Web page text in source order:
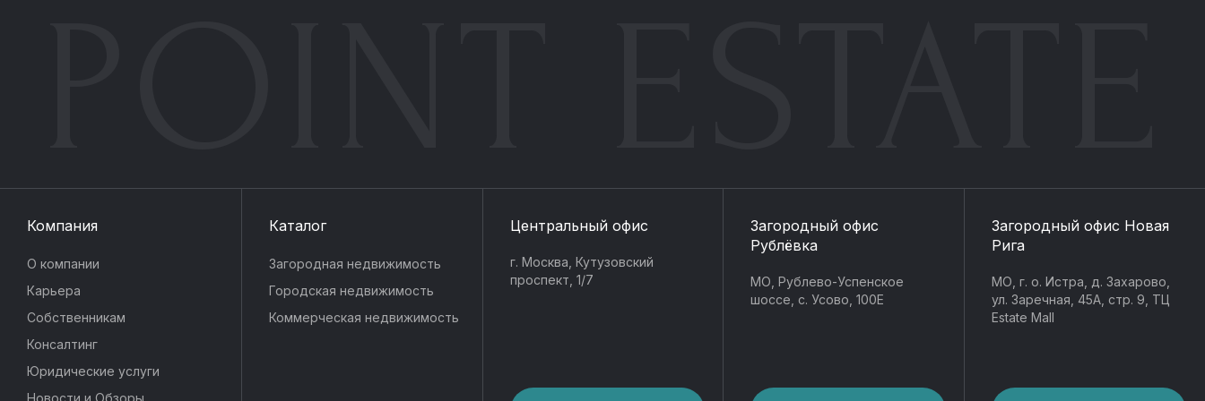
Компания
О компании
Карьера
Собственникам
Консалтинг
Юридические услуги
Новости и Обзоры
Каталог
Загородная недвижимость
Городская недвижимость
Коммерческая недвижимость
Центральный офис
г. Москва, Кутузовский
проспект, 1/7
Загородный офис
Рублёвка
МО, Рублево-Успенское
шоссе, с. Усово, 100Е
Загородный офис Новая
Рига
МО, г. о. Истра, д. Захарово,
ул. Заречная, 45А, стр. 9, ТЦ
Estate Mall